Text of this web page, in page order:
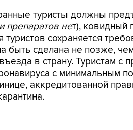
туристы должны
препаратов нет), ковидный
сохраняется
быть сделана не позже,
в страну. Туристам с
с минимальным
аккредитованной